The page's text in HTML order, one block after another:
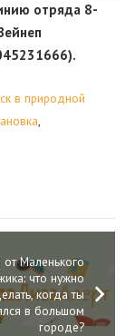
отряда 8-
в природной
,
от Маленького
что нужно
когда ты
в большом
городе?